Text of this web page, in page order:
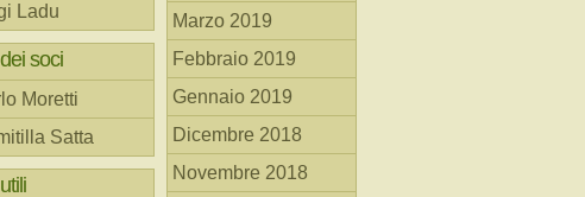
Ladu
soci
Moretti
Satta
Marzo 2019
Febbraio 2019
Gennaio 2019
Dicembre 2018
Novembre 2018